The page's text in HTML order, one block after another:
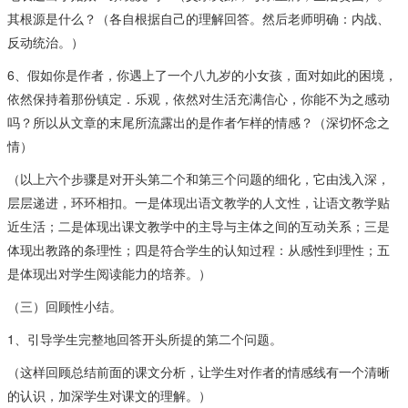
其根源是什么？（各自根据自己的理解回答。然后老师明确：内战、
反动统治。）
6、假如你是作者，你遇上了一个八九岁的小女孩，面对如此的困境，
依然保持着那份镇定．乐观，依然对生活充满信心，你能不为之感动
吗？所以从文章的末尾所流露出的是作者乍样的情感？（深切怀念之
情）
（以上六个步骤是对开头第二个和第三个问题的细化，它由浅入深，
层层递进，环环相扣。一是体现出语文教学的人文性，让语文教学贴
近生活；二是体现出课文教学中的主导与主体之间的互动关系；三是
体现出教路的条理性；四是符合学生的认知过程：从感性到理性；五
是体现出对学生阅读能力的培养。）
（三）回顾性小结。
1、引导学生完整地回答开头所提的第二个问题。
（这样回顾总结前面的课文分析，让学生对作者的情感线有一个清晰
的认识，加深学生对课文的理解。）